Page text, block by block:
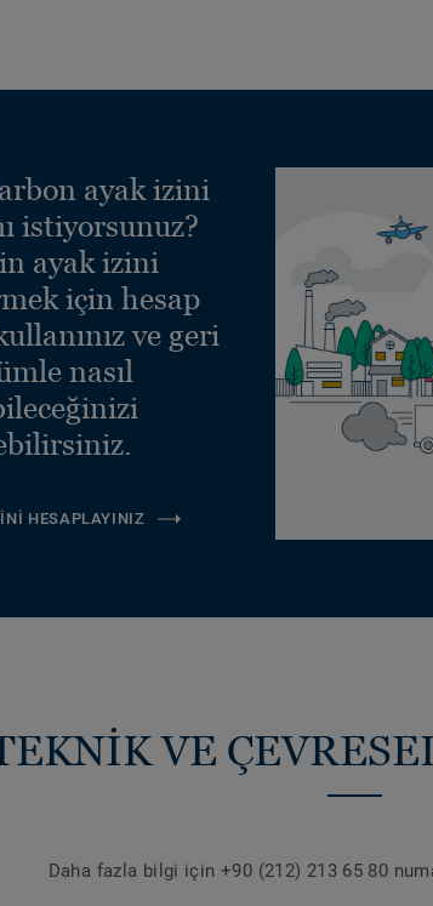
ayak izini
istiyorsunuz?
ayak izini
için hesap
ve geri
nasıl
HESAPLAYINIZ
VE
Daha fazla bilgi için +90 (212) 213 65 80